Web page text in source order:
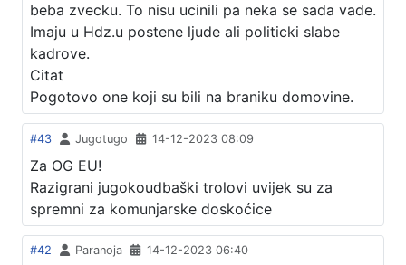
beba zvecku. To nisu ucinili pa neka se sada vade.
Imaju u Hdz.u postene ljude ali politicki slabe
kadrove.
Citat
Pogotovo one koji su bili na braniku domovine.
#43 Jugotugo 14-12-2023 08:09
Za OG EU!
Razigrani jugokoudbaški trolovi uvijek su za
spremni za komunjarske doskoćice
#42 Paranoja 14-12-2023 06:40